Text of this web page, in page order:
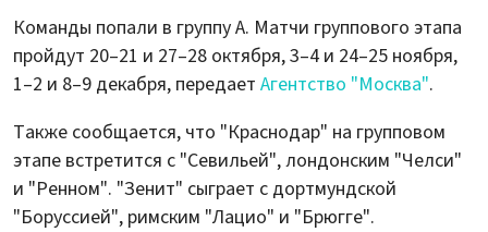
Команды попали в группу А. Матчи группового этапа
пройдут 20–21 и 27–28 октября, 3–4 и 24–25 ноября,
1–2 и 8–9 декабря, передает Агентство "Москва".
Также сообщается, что "Краснодар" на групповом
этапе встретится с "Севильей", лондонским "Челси"
и "Ренном". "Зенит" сыграет с дортмундской
"Боруссией", римским "Лацио" и "Брюгге".